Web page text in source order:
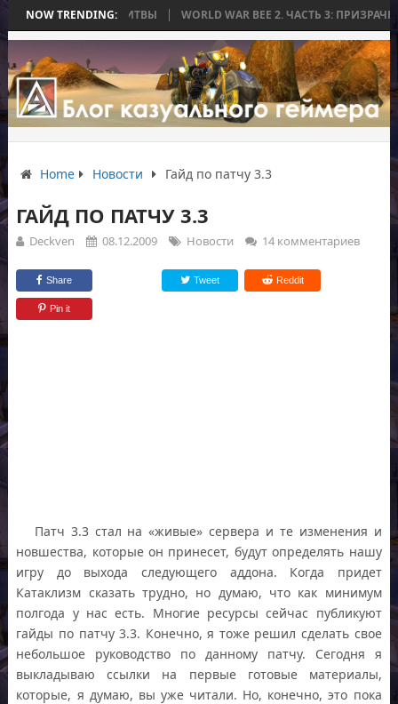
NOW TRENDING:
БЕЗ БИТВЫ WORLD WAR BEE 2. ЧАСТЬ 3: ПРИЗРАЧНЫЕ
Home Новости Гайд по патчу 3.3
ГАЙД ПО ПАТЧУ 3.3
Deckven 08.12.2009 Новости 14 комментариев
Share Tweet Reddit
Pin it
Патч 3.3 стал на «живые» сервера и те изменения и
новшества, которые он принесет, будут определять нашу
игру до выхода следующего аддона. Когда придет
Катаклизм сказать трудно, но думаю, что как минимум
полгода у нас есть. Многие ресурсы сейчас публикуют
гайды по патчу 3.3. Конечно, я тоже решил сделать свое
небольшое руководство по данному патчу. Сегодня я
выкладываю ссылки на первые готовые материалы,
которые, я думаю, вы уже читали. Но, конечно, это пока